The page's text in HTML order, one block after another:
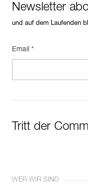
Newsletter
und auf dem Laufenden
Email *
Tritt der
WER WIR SIND